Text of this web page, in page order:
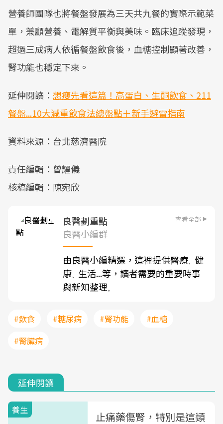
營養師團隊也將餐盤發展為三天共九餐的實際示範菜
單，兼顧營養、電解質平衡與美味。臨床追蹤發現，
超過三成病人依循餐盤飲食後，血糖控制顯著改善，
腎功能也穩定下來。
延伸閱讀： 想瘦先看這篇！高蛋白、生酮飲食、211
餐盤...10大減重飲食法總盤點＋新手避雷指南
資料來源：台北慈濟醫院
責任編輯：曾耀儀
核稿編輯：陳宛欣
良醫劃重點 查看全部
良醫小編群
由良醫小編精選，這裡提供醫療、 健
康、 生活...等，讀者需要的重要時事
與新知整理。
#飲食 #糖尿病 #腎功能
#血糖
#腎臟病
延伸閱讀
養生
止痛藥傷腎，特別是這類